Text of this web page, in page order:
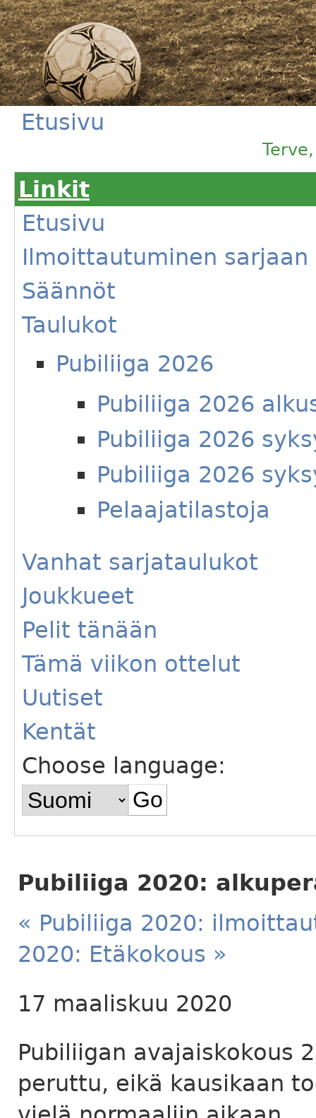
Etusivu
Linkit
Etusivu
Ilmoittautuminen sarjaan
Säännöt
Taulukot
Pubiliiga 2026
Pubiliiga 2026
Pubiliiga 2026
Pubiliiga 2026
Pelaajatilastoja
Vanhat sarjataulukot
Joukkueet
Pelit tänään
Tämä viikon ottelut
Uutiset
Kentät
Choose language:
Pubiliiga 2020:
« Pubiliiga 2020:
2020: Etäkokous »
17 maaliskuu 2020
Pubiliigan avajaiskokous
peruttu, eikä kausikaan